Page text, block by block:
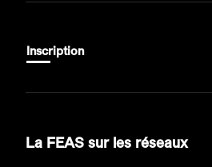
Inscription
Website URL
La FEAS sur les réseaux